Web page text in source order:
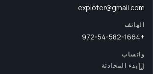
exploter@gmail.com
الهاتف
+972-54-582-1664
واتساب
بدء المحادثة